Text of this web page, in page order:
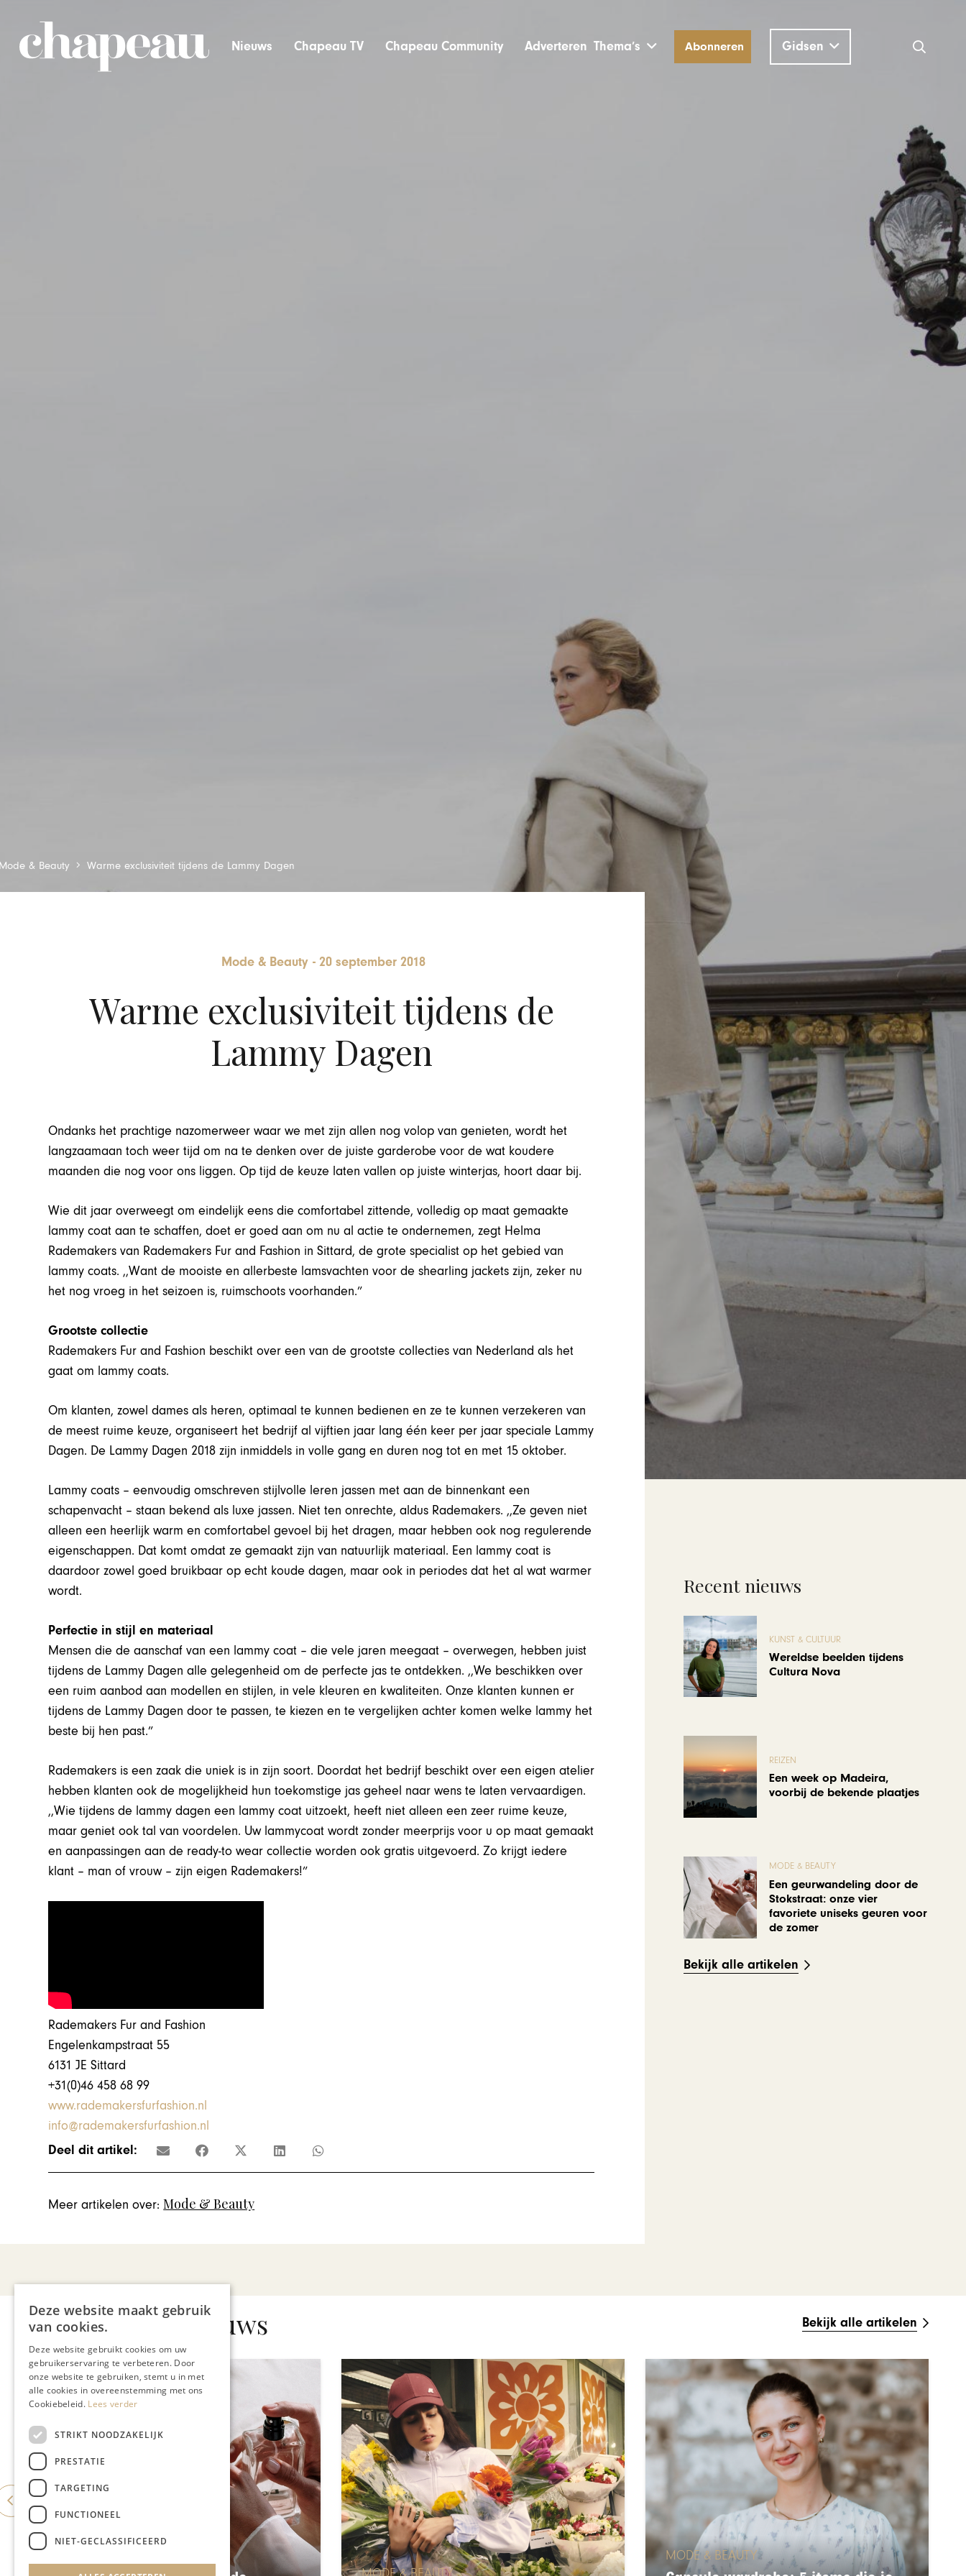
Nieuws Chapeau TV Chapeau Community Adverteren Thema’s Abonneren Gidsen
& Beauty Warme exclusiviteit tijdens de Lammy Dagen
Mode & Beauty - 20 september 2018
Warme exclusiviteit tijdens de
Lammy Dagen
Ondanks het prachtige nazomerweer waar we met zijn allen nog volop van genieten, wordt het
langzaamaan toch weer tijd om na te denken over de juiste garderobe voor de wat koudere
maanden die nog voor ons liggen. Op tijd de keuze laten vallen op juiste winterjas, hoort daar bij.
Wie dit jaar overweegt om eindelijk eens die comfortabel zittende, volledig op maat gemaakte
lammy coat aan te schaffen, doet er goed aan om nu al actie te ondernemen, zegt Helma
Rademakers van Rademakers Fur and Fashion in Sittard, de grote specialist op het gebied van
lammy coats. ,,Want de mooiste en allerbeste lamsvachten voor de shearling jackets zijn, zeker nu
het nog vroeg in het seizoen is, ruimschoots voorhanden.”
Grootste collectie
Rademakers Fur and Fashion beschikt over een van de grootste collecties van Nederland als het
gaat om lammy coats.
Om klanten, zowel dames als heren, optimaal te kunnen bedienen en ze te kunnen verzekeren van
de meest ruime keuze, organiseert het bedrijf al vijftien jaar lang één keer per jaar speciale Lammy
Dagen. De Lammy Dagen 2018 zijn inmiddels in volle gang en duren nog tot en met 15 oktober.
Lammy coats – eenvoudig omschreven stijlvolle leren jassen met aan de binnenkant een
schapenvacht – staan bekend als luxe jassen. Niet ten onrechte, aldus Rademakers. ,,Ze geven niet
alleen een heerlijk warm en comfortabel gevoel bij het dragen, maar hebben ook nog regulerende
eigenschappen. Dat komt omdat ze gemaakt zijn van natuurlijk materiaal. Een lammy coat is
daardoor zowel goed bruikbaar op echt koude dagen, maar ook in periodes dat het al wat warmer
wordt.
Perfectie in stijl en materiaal
Mensen die de aanschaf van een lammy coat – die vele jaren meegaat – overwegen, hebben juist
tijdens de Lammy Dagen alle gelegenheid om de perfecte jas te ontdekken. ,,We beschikken over
een ruim aanbod aan modellen en stijlen, in vele kleuren en kwaliteiten. Onze klanten kunnen er
tijdens de Lammy Dagen door te passen, te kiezen en te vergelijken achter komen welke lammy het
beste bij hen past.”
Rademakers is een zaak die uniek is in zijn soort. Doordat het bedrijf beschikt over een eigen atelier
hebben klanten ook de mogelijkheid hun toekomstige jas geheel naar wens te laten vervaardigen.
,,Wie tijdens de lammy dagen een lammy coat uitzoekt, heeft niet alleen een zeer ruime keuze,
maar geniet ook tal van voordelen. Uw lammycoat wordt zonder meerprijs voor u op maat gemaakt
en aanpassingen aan de ready-to wear collectie worden ook gratis uitgevoerd. Zo krijgt iedere
klant – man of vrouw – zijn eigen Rademakers!”
Rademakers Fur and Fashion
Engelenkampstraat 55
6131 JE Sittard
+31(0)46 458 68 99
www.rademakersfurfashion.nl
info@rademakersfurfashion.nl
Deel dit artikel:
Meer artikelen over: Mode & Beauty
Recent nieuws
KUNST & CULTUUR
Wereldse beelden tijdens
Cultura Nova
REIZEN
Een week op Madeira,
voorbij de bekende plaatjes
MODE & BEAUTY
Een geurwandeling door de
Stokstraat: onze vier
favoriete uniseks geuren voor
de zomer
Bekijk alle artikelen
Gerelateerd nieuws Bekijk alle artikelen
MODE & BEAUTY
Deze website maakt gebruik
van cookies.
Deze website gebruikt cookies om uw
gebruikerservaring te verbeteren. Door
onze website te gebruiken, stemt u in met
alle cookies in overeenstemming met ons
Cookiebeleid. Lees verder
STRIKT NOODZAKELIJK
PRESTATIE
TARGETING
FUNCTIONEEL
NIET-GECLASSIFICEERD